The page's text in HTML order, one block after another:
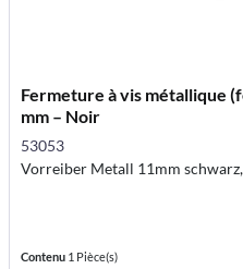
Fermeture à vis métallique
mm – Noir
53053
Vorreiber Metall 11mm
Contenu 1 Pièce(s)